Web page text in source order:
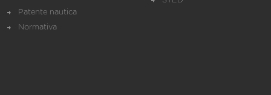
Patente nautica
Normativa